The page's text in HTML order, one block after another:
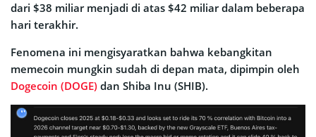
dari $38 miliar menjadi di atas $42 miliar dalam beberapa
hari terakhir.
Fenomena ini mengisyaratkan bahwa kebangkitan
memecoin mungkin sudah di depan mata, dipimpin oleh
Dogecoin (DOGE) dan Shiba Inu (SHIB).